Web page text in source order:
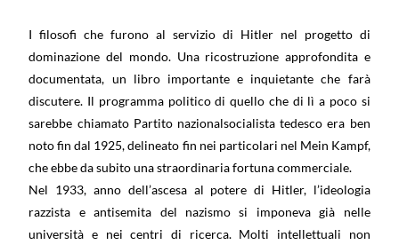
I filosofi che furono al servizio di Hitler nel progetto di
dominazione del mondo. Una ricostruzione approfondita e
documentata, un libro importante e inquietante che farà
discutere. Il programma politico di quello che di lì a poco si
sarebbe chiamato Partito nazionalsocialista tedesco era ben
noto fin dal 1925, delineato fin nei particolari nel Mein Kampf,
che ebbe da subito una straordinaria fortuna commerciale.
Nel 1933, anno dell’ascesa al potere di Hitler, l’ideologia
razzista e antisemita del nazismo si imponeva già nelle
università e nei centri di ricerca. Molti intellettuali non